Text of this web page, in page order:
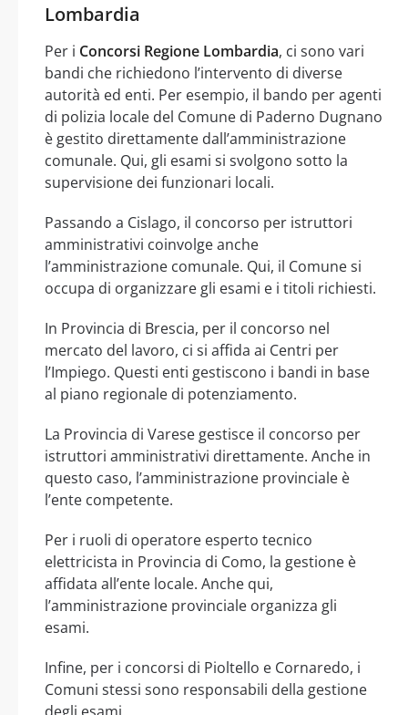
Lombardia
Per i Concorsi Regione Lombardia, ci sono vari
bandi che richiedono l’intervento di diverse
autorità ed enti. Per esempio, il bando per agenti
di polizia locale del Comune di Paderno Dugnano
è gestito direttamente dall’amministrazione
comunale. Qui, gli esami si svolgono sotto la
supervisione dei funzionari locali.
Passando a Cislago, il concorso per istruttori
amministrativi coinvolge anche
l’amministrazione comunale. Qui, il Comune si
occupa di organizzare gli esami e i titoli richiesti.
In Provincia di Brescia, per il concorso nel
mercato del lavoro, ci si affida ai Centri per
l’Impiego. Questi enti gestiscono i bandi in base
al piano regionale di potenziamento.
La Provincia di Varese gestisce il concorso per
istruttori amministrativi direttamente. Anche in
questo caso, l’amministrazione provinciale è
l’ente competente.
Per i ruoli di operatore esperto tecnico
elettricista in Provincia di Como, la gestione è
affidata all’ente locale. Anche qui,
l’amministrazione provinciale organizza gli
esami.
Infine, per i concorsi di Pioltello e Cornaredo, i
Comuni stessi sono responsabili della gestione